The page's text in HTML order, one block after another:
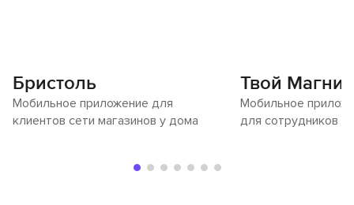
Бристоль
Мобильное приложение для
клиентов сети магазинов у дома
Твой Магнит
Мобильное
для сотрудников